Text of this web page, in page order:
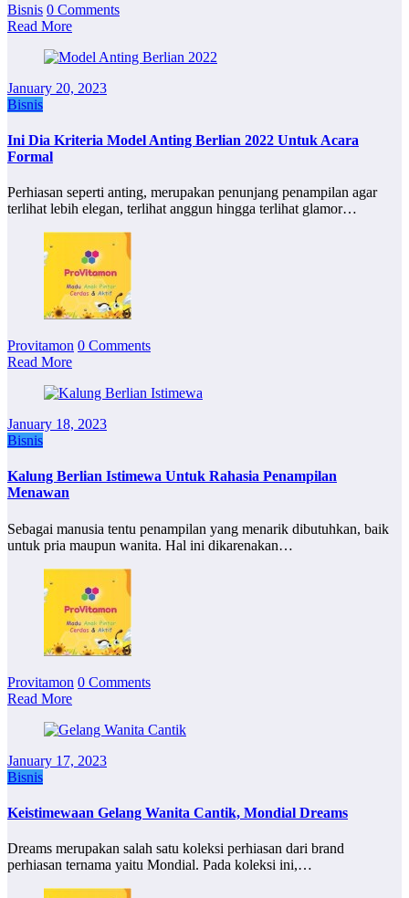
Bisnis 0 Comments
Read More
January 20, 2023
Bisnis
Ini Dia Kriteria Model Anting Berlian 2022 Untuk Acara
Formal
Perhiasan seperti anting, merupakan penunjang penampilan agar
terlihat lebih elegan, terlihat anggun hingga terlihat glamor…
Provitamon 0 Comments
Read More
January 18, 2023
Bisnis
Kalung Berlian Istimewa Untuk Rahasia Penampilan
Menawan
Sebagai manusia tentu penampilan yang menarik dibutuhkan, baik
untuk pria maupun wanita. Hal ini dikarenakan…
Provitamon 0 Comments
Read More
January 17, 2023
Bisnis
Keistimewaan Gelang Wanita Cantik, Mondial Dreams
Dreams merupakan salah satu koleksi perhiasan dari brand
perhiasan ternama yaitu Mondial. Pada koleksi ini,…